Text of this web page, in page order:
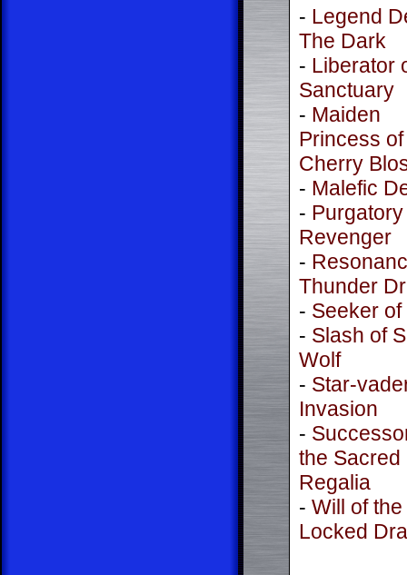
- Legend
The Dark
- Liberator
Sanctuary
- Maiden
Princess
Cherry
- Malefic
- Purgatory
Revenger
-
Thunder
- Seeker
- Slash of
Wolf
- Star-
Invasion
-
the Sacred
Regalia
- Will of the
Locked